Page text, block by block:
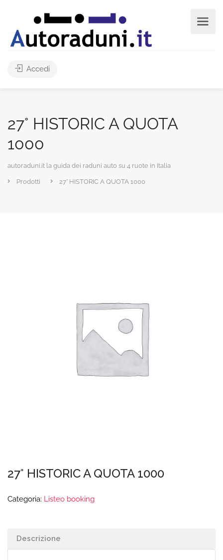
Accedi
27° HISTORIC A QUOTA
1000
autoraduni.it la guida dei raduni auto su 4 ruote in Italia
Prodotti 27° HISTORIC A QUOTA 1000
27° HISTORIC A QUOTA 1000
Categoria: Listeo booking
Descrizione